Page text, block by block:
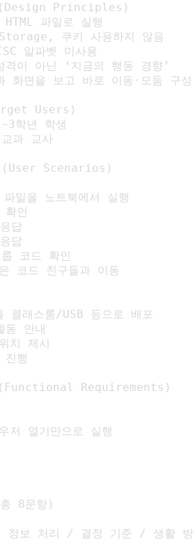
Principles)
파일로 실행
쿠키 사용하지 않음
알파벳 미사용
이 아닌 ‘지금의 행동 경향’
화면을 보고 바로 이동·모둠 구
Users)
학년 학생
과 교사
(User Scenarios)
일을 노트북에서 실행
인
답
답
코드 확인
코드 친구들과 이동
클래스룸/USB 등으로 배포
안내
치 제시
행
Requirements)
저 열기만으로 실행
8문항)
정보 처리 / 결정 기준 / 생활 방